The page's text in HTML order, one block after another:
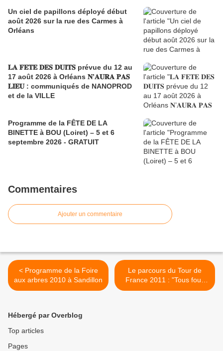
Un ciel de papillons déployé début
août 2026 sur la rue des Carmes à
Orléans
𝐋𝐀 𝐅𝐄𝐓𝐄 𝐃𝐄𝐒 𝐃𝐔𝐈𝐓𝐒 prévue du 12 au
17 août 2026 à Orléans 𝐍’𝐀𝐔𝐑𝐀 𝐏𝐀𝐒
𝐋𝐈𝐄𝐔 : communiqués de NANOPROD
et de la VILLE
Programme de la FÊTE DE LA
BINETTE à BOU (Loiret) – 5 et 6
septembre 2026 - GRATUIT
Commentaires
Ajouter un commentaire
< Programme de la Foire
aux arbres 2010 à Sandillon
Le parcours du Tour de
France 2011 : "Tous fous
du Tour" >
Hébergé par Overblog
Top articles
Pages